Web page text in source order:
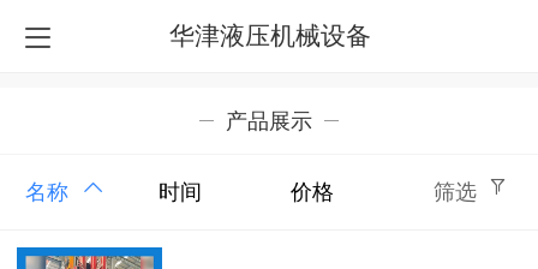
华津液压机械设备
产品展示
名称 时间 价格 筛选